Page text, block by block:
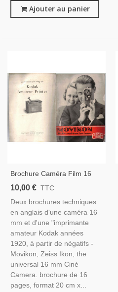
Ajouter au panier
Brochure Caméra Film 16
Mm, Movikon Ciné Camera
Printer, 1920 - Appareils
Photo, Cinéma
10,00 € TTC
Deux brochures techniques
en anglais d'une caméra 16
mm et d'une "imprimante
amateur Kodak années
1920, à partir de négatifs -
Movikon, Zeiss Ikon, the
universal 16 mm Ciné
Camera. brochure de 16
pages, format 20 cm x...